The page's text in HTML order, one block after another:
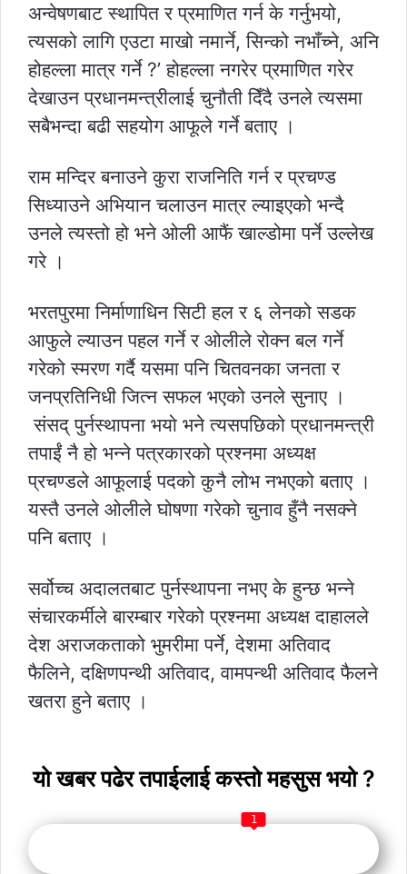
अन्वेषणबाट स्थापित र प्रमाणित गर्न के गर्नुभयो,
त्यसको लागि एउटा माखो नमार्ने, सिन्को नभाँच्ने, अनि
होहल्ला मात्र गर्ने ?’ होहल्ला नगरेर प्रमाणित गरेर
देखाउन प्रधानमन्त्रीलाई चुनौती दिँदै उनले त्यसमा
सबैभन्दा बढी सहयोग आफूले गर्ने बताए ।
राम मन्दिर बनाउने कुरा राजनिति गर्न र प्रचण्ड
सिध्याउने अभियान चलाउन मात्र ल्याइएको भन्दै
उनले त्यस्तो हो भने ओली आफैं खाल्डोमा पर्ने उल्लेख
गरे ।
भरतपुरमा निर्माणाधिन सिटी हल र ६ लेनको सडक
आफुले ल्याउन पहल गर्ने र ओलीले रोक्न बल गर्ने
गरेको स्मरण गर्दै यसमा पनि चितवनका जनता र
जनप्रतिनिधी जित्न सफल भएको उनले सुनाए ।
संसद् पुर्नस्थापना भयो भने त्यसपछिको प्रधानमन्त्री
तपाईंं नै हो भन्ने पत्रकारको प्रश्नमा अध्यक्ष
प्रचण्डले आफूलाई पदको कुनै लोभ नभएको बताए ।
यस्तै उनले ओलीले घोषणा गरेको चुनाव हुँनै नसक्ने
पनि बताए ।
सर्वोच्च अदालतबाट पुर्नस्थापना नभए के हुन्छ भन्ने
संचारकर्मीले बारम्बार गरेको प्रश्नमा अध्यक्ष दाहालले
देश अराजकताको भुमरीमा पर्ने, देशमा अतिवाद
फैलिने, दक्षिणपन्थी अतिवाद, वामपन्थी अतिवाद फैलने
खतरा हुने बताए ।
यो खबर पढेर तपाईलाई कस्तो महसुस भयो ?
1